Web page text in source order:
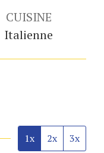
CUISINE
Italienne
1x 2x 3x